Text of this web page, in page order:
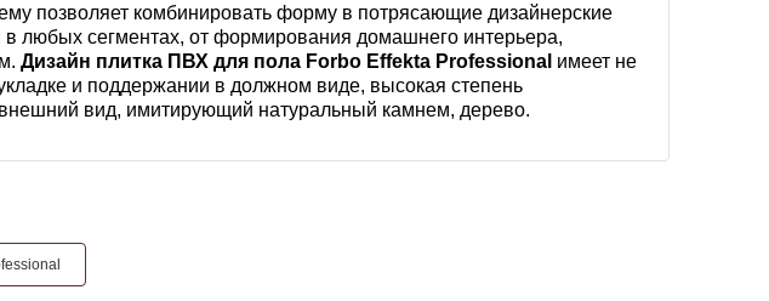
позволяет комбинировать форму в потрясающие дизайнерские
любых сегментах, от формирования домашнего интерьера,
Дизайн плитка ПВХ для пола Forbo Effekta Professional имеет не
и поддержании в должном виде, высокая степень
вид, имитирующий натуральный камнем, дерево.